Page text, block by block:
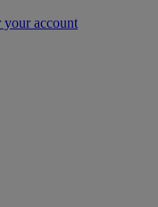
account